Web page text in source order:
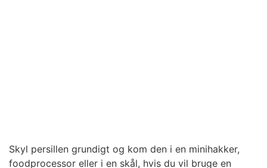
Skyl persillen grundigt og kom den i en minihakker,
foodprocessor eller i en skål, hvis du vil bruge en